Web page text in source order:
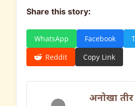
Share this story:
WhatsApp Facebook
Reddit
Copy Link
अनोखा तीर